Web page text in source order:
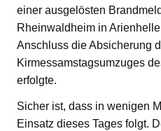
einer ausgelösten
Rheinwaldheim in
Anschluss die Absicherung
Kirmessamstagsumzuges
erfolgte.
Sicher ist, dass in wenigen
Einsatz dieses Tages folgt.